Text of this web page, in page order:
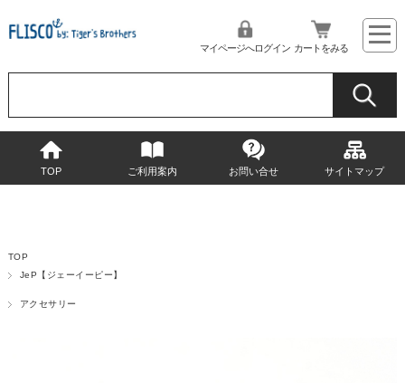
マイページへログイン カートをみる
TOP ご利用案内 お問い合せ サイトマップ
TOP
JeP【ジェーイーピー】
アクセサリー